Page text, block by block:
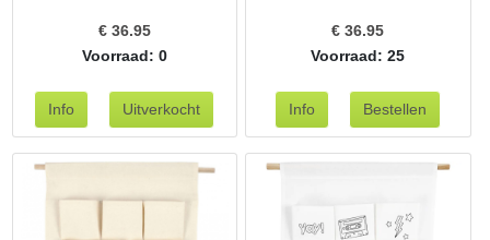
€ 36.95
Voorraad: 0
€36.95
Voorraad: 25